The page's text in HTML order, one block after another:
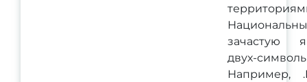
зачастую
двух-
Например,